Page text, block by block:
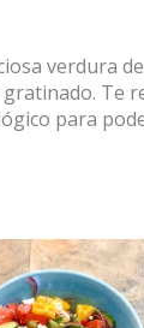
verdura
Te
para